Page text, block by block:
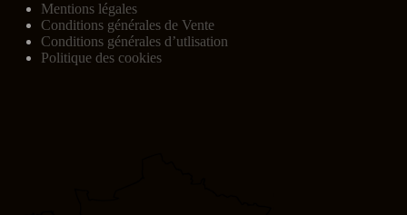
Mentions légales
Conditions générales de Vente
Conditions générales d’utlisation
Politique des cookies